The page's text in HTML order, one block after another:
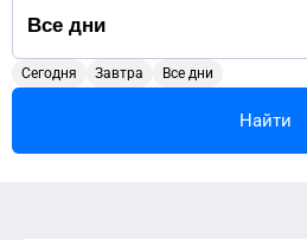
Сегодня Завтра Все дни
Найти